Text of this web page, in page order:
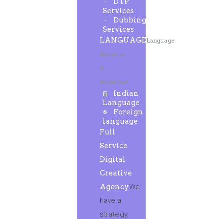
Services
Dubbing
Services
LANGUAGELanguage
Services
&
Solutions
Indian
Language
Foreign
language
Full
Service
Digital
Creative
AgencyWe
have a
strategy,